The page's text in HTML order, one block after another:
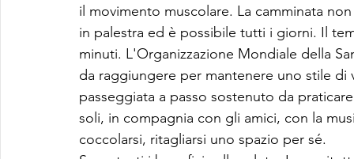
il movimento muscolare. La camminata
in palestra ed è possibile tutti i giorni. Il
minuti. L'Organizzazione Mondiale della
da raggiungere per mantenere uno stile
passeggiata a passo sostenuto da
soli, in compagnia con gli amici, con la
coccolarsi, ritagliarsi uno spazio per sé.